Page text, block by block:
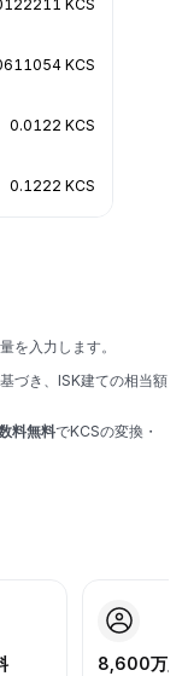
KCS
KCS
0.0122 KCS
0.1222 KCS
を入力します。
づき、ISK建ての相当額
料無料でKCSの変換・
8,600万人